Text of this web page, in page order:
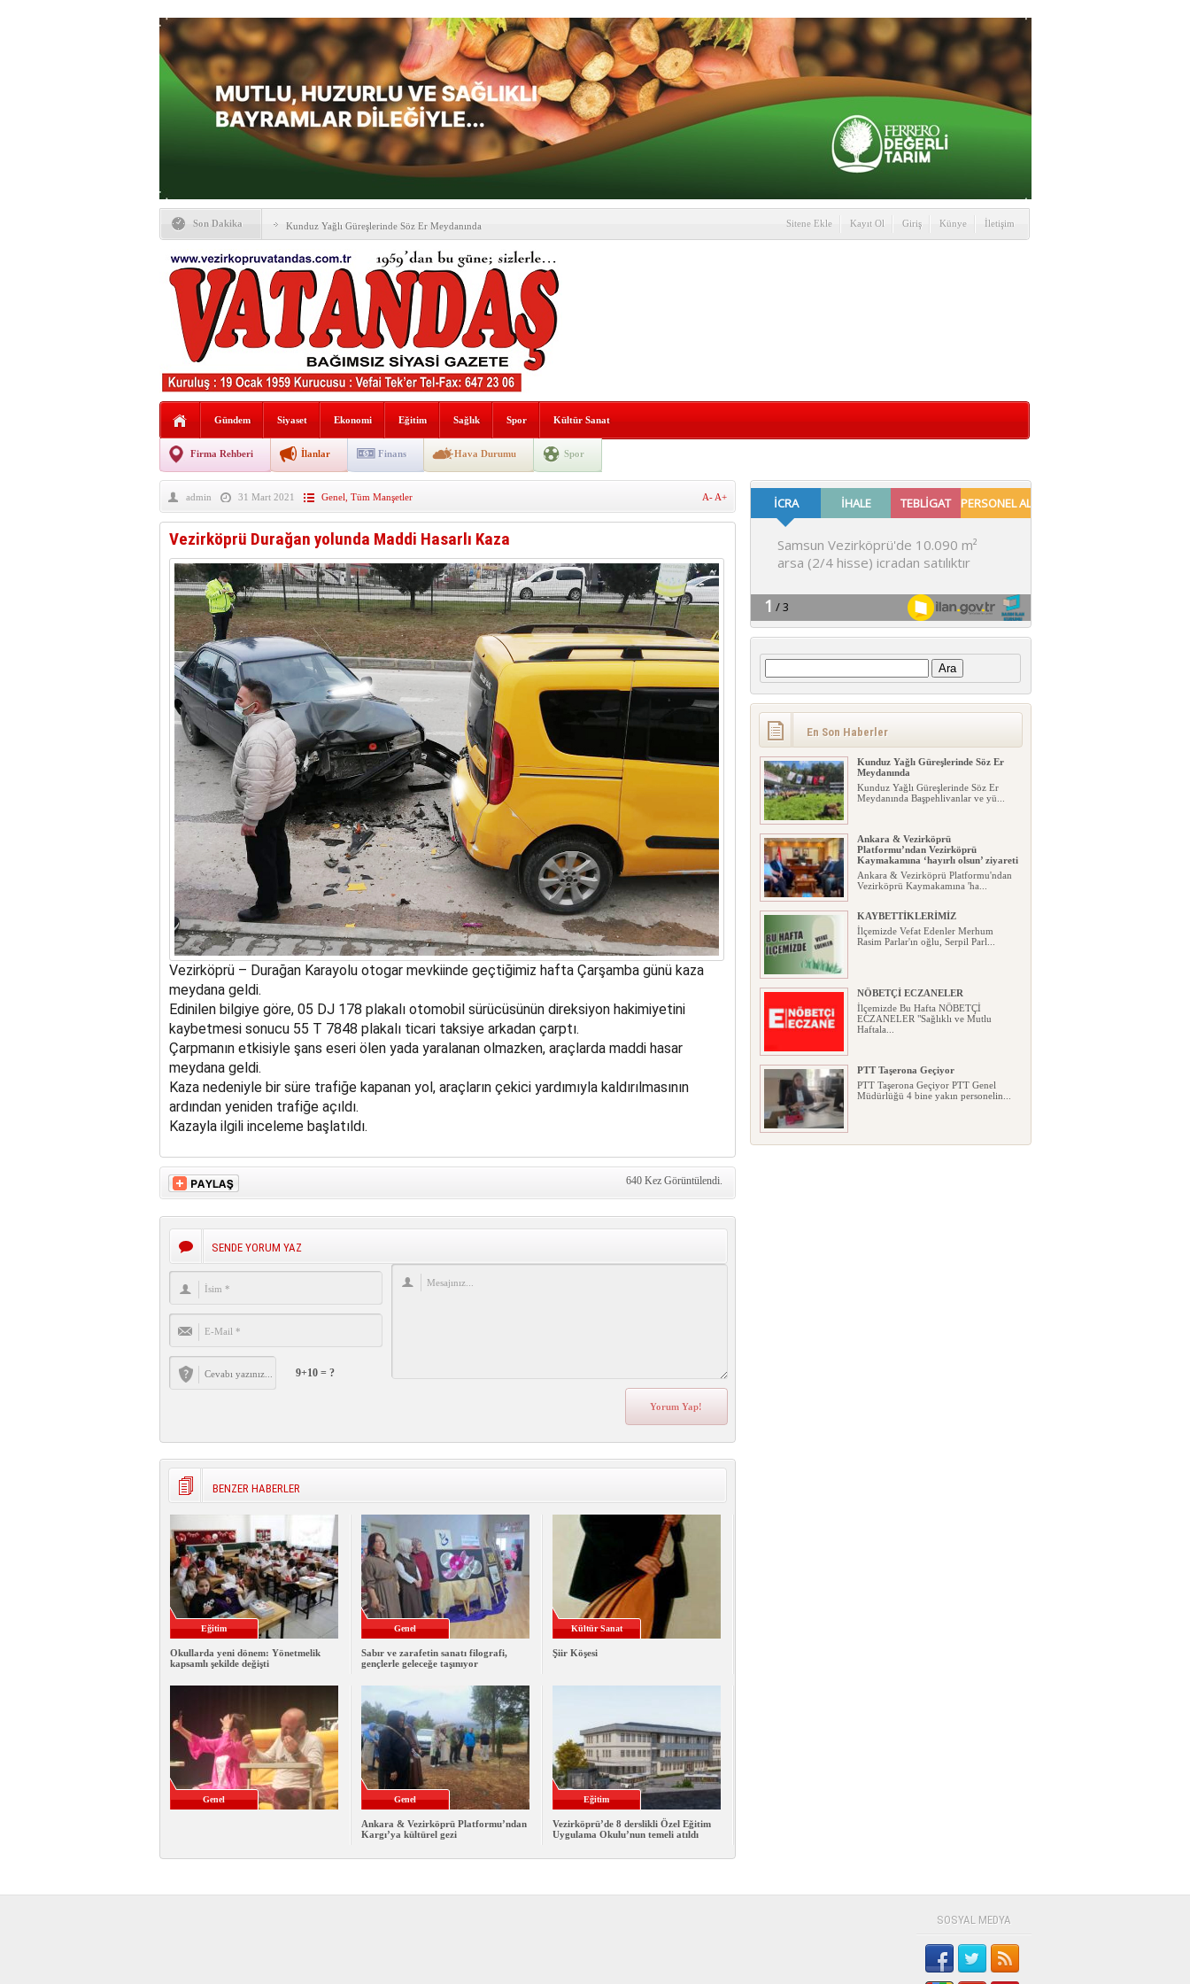
Son Dakika Kunduz Yağlı Güreşlerinde Söz Er Meydanında
Ankara & Vezirköprü Platformu’ndan Vezirköprü
Kaymakamına ‘hayırlı olsun’ ziyareti
KAYBETTİKLERİMİZ
NÖBETÇİ ECZANELER
PTT Taşerona Geçiyor
Erhan Parlar vefat etti
BANA GÖRE
Vezirköprü CHP’de istifa depremi yaşandı!
Sitene Ekle Kayıt Ol Giriş Künye İletişim
Gündem Siyaset Ekonomi Eğitim Sağlık Spor Kültür Sanat
Firma Rehberi İlanlar Finans Hava Durumu Spor
admin 31 Mart 2021 Genel Tüm Manşetler A- A+
Vezirköprü Durağan yolunda Maddi Hasarlı Kaza
Vezirköprü – Durağan Karayolu otogar mevkiinde geçtiğimiz hafta Çarşamba günü kaza
meydana geldi.
Edinilen bilgiye göre, 05 DJ 178 plakalı otomobil sürücüsünün direksiyon hakimiyetini
kaybetmesi sonucu 55 T 7848 plakalı ticari taksiye arkadan çarptı.
Çarpmanın etkisiyle şans eseri ölen yada yaralanan olmazken, araçlarda maddi hasar
meydana geldi.
Kaza nedeniyle bir süre trafiğe kapanan yol, araçların çekici yardımıyla kaldırılmasının
ardından yeniden trafiğe açıldı.
Kazayla ilgili inceleme başlatıldı.
640 Kez Görüntülendi.
SENDE YORUM YAZ
9+10 = ?
BENZER HABERLER
Eğitim
Okullarda yeni dönem: Yönetmelik
kapsamlı şekilde değişti
Genel
Sabır ve zarafetin sanatı filografi,
gençlerle geleceğe taşınıyor
Kültür Sanat
Şiir Köşesi
Genel Genel
Ankara & Vezirköprü Platformu’ndan
Kargı’ya kültürel gezi
Eğitim
Vezirköprü’de 8 derslikli Özel Eğitim
Uygulama Okulu’nun temeli atıldı
Arama:
En Son Haberler
Kunduz Yağlı Güreşlerinde Söz Er
Meydanında
Kunduz Yağlı Güreşlerinde Söz Er
Meydanında Başpehlivanlar ve yü...
Ankara & Vezirköprü
Platformu’ndan Vezirköprü
Kaymakamına ‘hayırlı olsun’ ziyareti
Ankara & Vezirköprü Platformu'ndan
Vezirköprü Kaymakamına 'ha...
KAYBETTİKLERİMİZ
İlçemizde Vefat Edenler Merhum
Rasim Parlar'ın oğlu, Serpil Parl...
NÖBETÇİ ECZANELER
İlçemizde Bu Hafta NÖBETÇİ
ECZANELER "Sağlıklı ve Mutlu
Haftala...
PTT Taşerona Geçiyor
PTT Taşerona Geçiyor PTT Genel
Müdürlüğü 4 bine yakın personelin...
Erhan Parlar vefat etti
SOSYAL MEDYA